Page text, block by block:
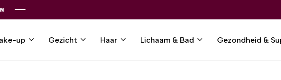
up Gezicht Haar Lichaam & Bad Gezondheid &